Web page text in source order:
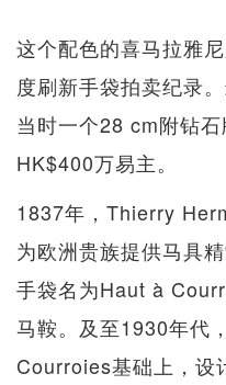
这个配色的喜马拉雅
度刷新手袋拍卖纪录
当时一个28 cm附钻石
HK$400万易主。
1837年，Thierry
为欧洲贵族提供马具
手袋名为Haut à
马鞍。及至1930年代
Courroies基础上，设